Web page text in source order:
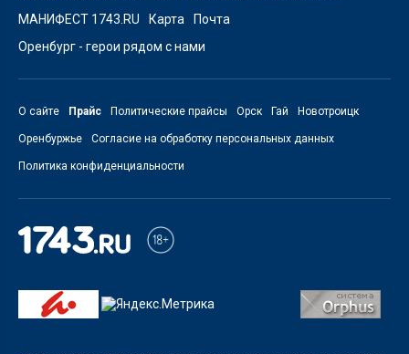
МАНИФЕСТ 1743.RU
Карта
Почта
Оренбург - герои рядом с нами
О сайте Прайс Политические прайсы Орск Гай Новотроицк
Оренбуржье Согласие на обработку персональных данных
Политика конфиденциальности